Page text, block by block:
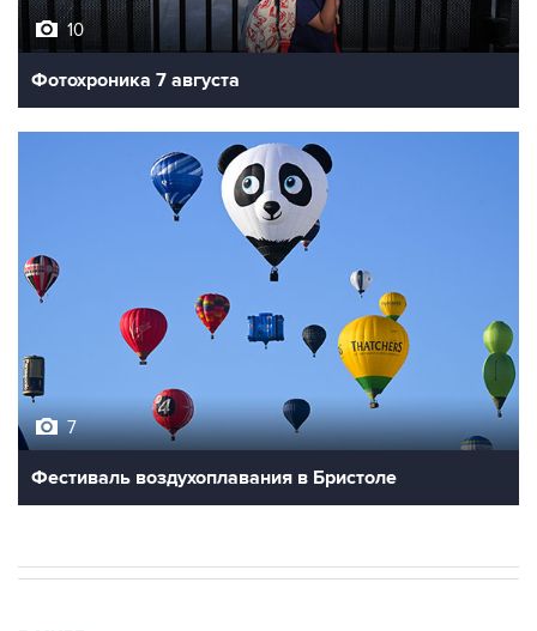
10
Фотохроника 7 августа
7
Фестиваль воздухоплавания в Бристоле